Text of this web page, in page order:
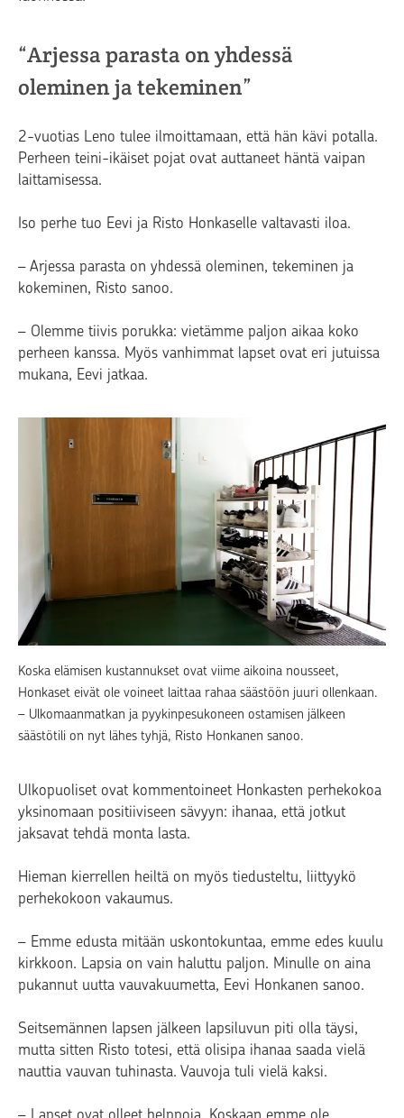
“Arjessa parasta on yhdessä
oleminen ja tekeminen”
2-vuotias Leno tulee ilmoittamaan, että hän kävi potalla.
Perheen teini-ikäiset pojat ovat auttaneet häntä vaipan
laittamisessa.
Iso perhe tuo Eevi ja Risto Honkaselle valtavasti iloa.
– Arjessa parasta on yhdessä oleminen, tekeminen ja
kokeminen, Risto sanoo.
– Olemme tiivis porukka: vietämme paljon aikaa koko
perheen kanssa. Myös vanhimmat lapset ovat eri jutuissa
mukana, Eevi jatkaa.
Koska elämisen kustannukset ovat viime aikoina nousseet,
Honkaset eivät ole voineet laittaa rahaa säästöön juuri ollenkaan.
– Ulkomaanmatkan ja pyykinpesukoneen ostamisen jälkeen
säästötili on nyt lähes tyhjä, Risto Honkanen sanoo.
Ulkopuoliset ovat kommentoineet Honkasten perhekokoa
yksinomaan positiiviseen sävyyn: ihanaa, että jotkut
jaksavat tehdä monta lasta.
Hieman kierrellen heiltä on myös tiedusteltu, liittyykö
perhekokoon vakaumus.
– Emme edusta mitään uskontokuntaa, emme edes kuulu
kirkkoon. Lapsia on vain haluttu paljon. Minulle on aina
pukannut uutta vauvakuumetta, Eevi Honkanen sanoo.
Seitsemännen lapsen jälkeen lapsiluvun piti olla täysi,
mutta sitten Risto totesi, että olisipa ihanaa saada vielä
nauttia vauvan tuhinasta. Vauvoja tuli vielä kaksi.
– Lapset ovat olleet helppoja. Koskaan emme ole